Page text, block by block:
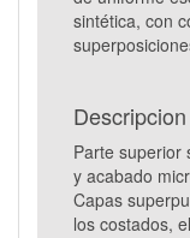
sintética, con
Descripcion
Parte superior
y acabado
Capas
los costados,